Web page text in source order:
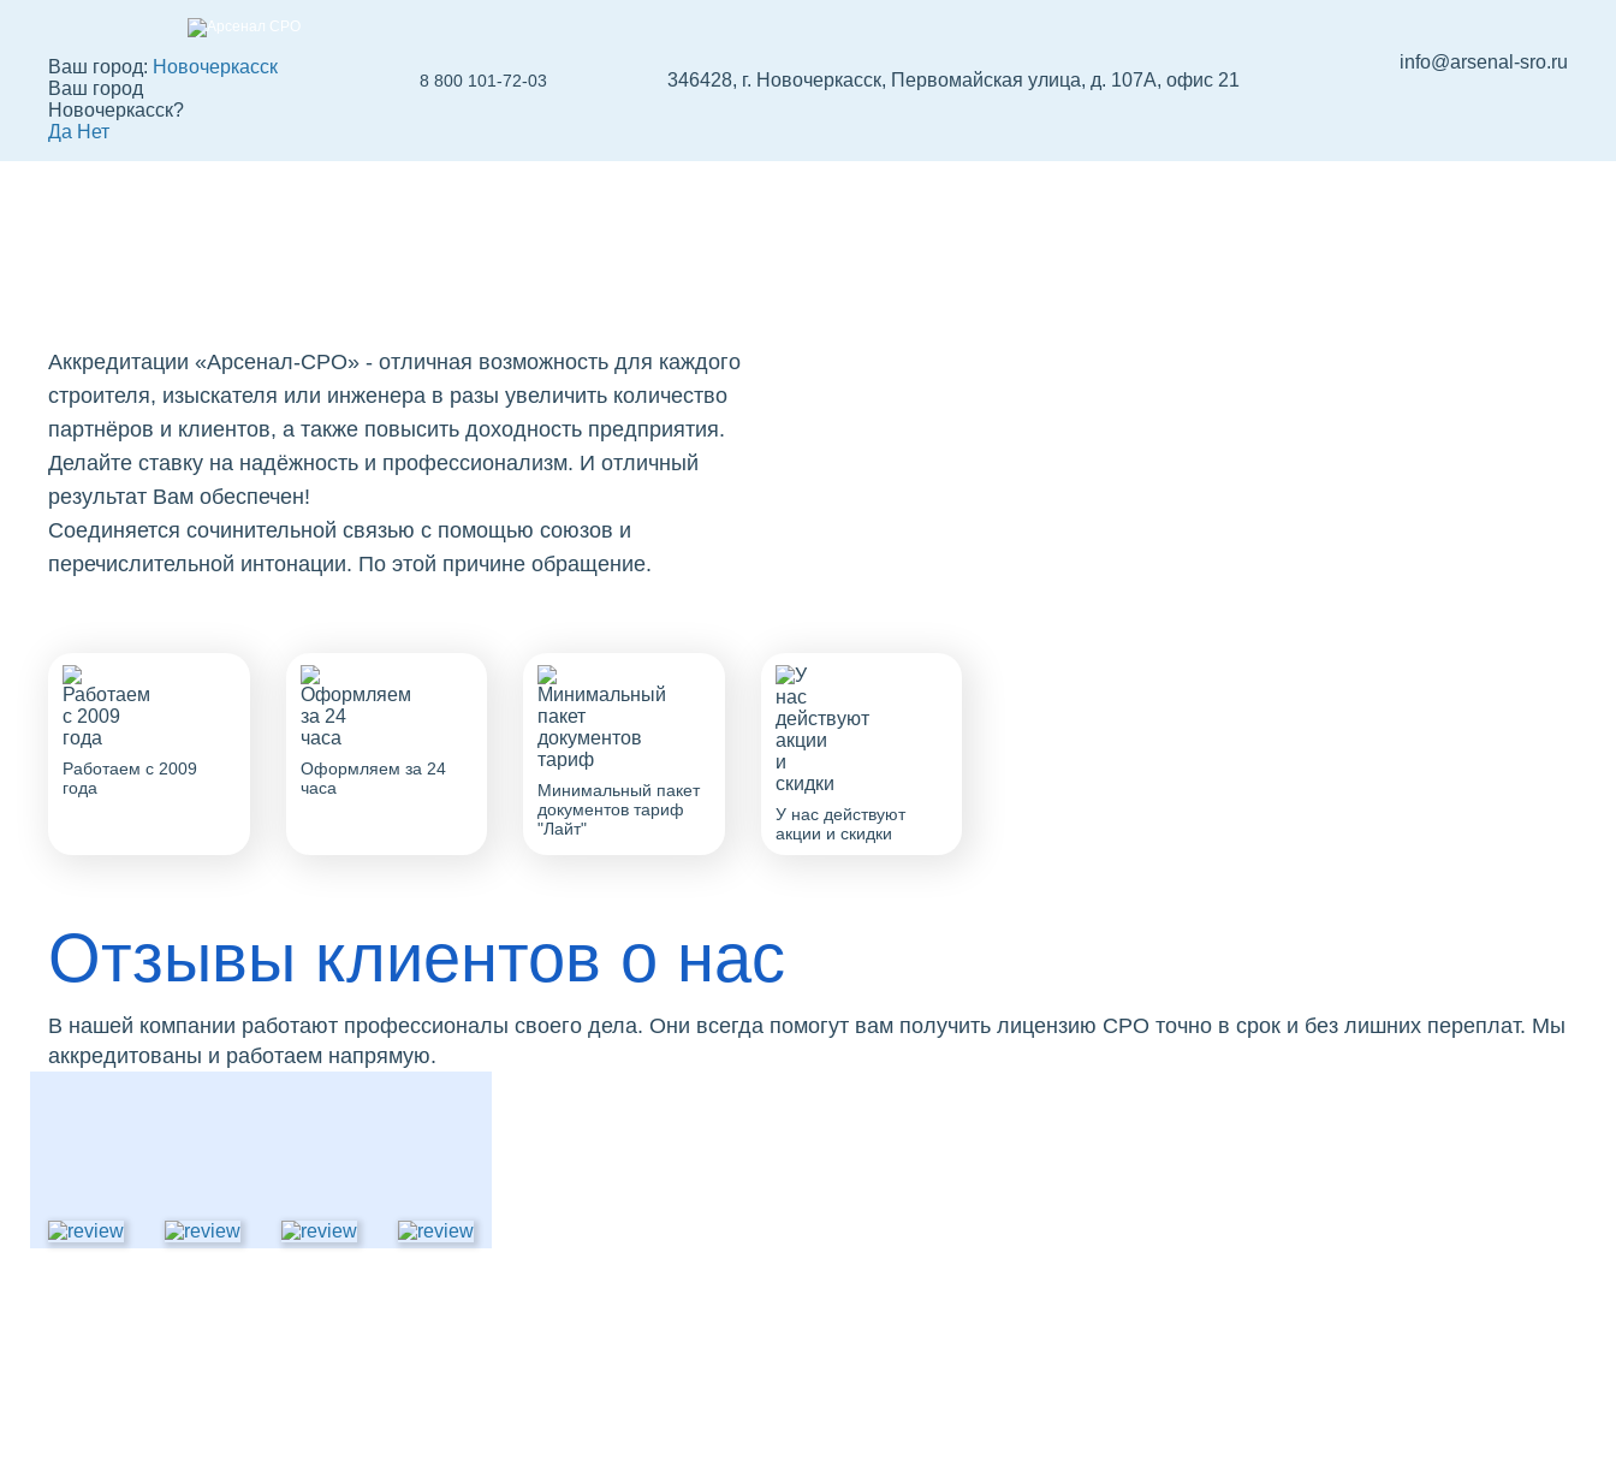
Ваш город: Новочеркасск
Ваш город
Новочеркасск?
Да Нет
8 800 101-72-03 346428, г. Новочеркасск, Первомайская улица, д. 107А, офис 21
info@arsenal-sro.ru
Аккредитации
Аккредитации «Арсенал-СРО» - отличная возможность для каждого
строителя, изыскателя или инженера в разы увеличить количество
партнёров и клиентов, а также повысить доходность предприятия.
Делайте ставку на надёжность и профессионализм. И отличный
результат Вам обеспечен!
Cоединяется сочинительной связью с помощью союзов и
перечислительной интонации. По этой причине обращение.
Работаем с 2009
года
Оформляем за 24
часа
Минимальный пакет
документов тариф
"Лайт"
У нас действуют
акции и скидки
Отзывы клиентов о нас
В нашей компании работают профессионалы своего дела. Они всегда помогут вам получить лицензию СРО точно в срок и без лишних переплат. Мы
аккредитованы и работаем напрямую.